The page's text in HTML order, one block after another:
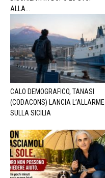
ALLA...
CALO DEMOGRAFICO, TANASI
(CODACONS) LANCIA L’ALLARME
SULLA SICILIA